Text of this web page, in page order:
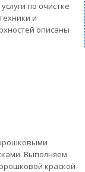
по очистке
и
описаны
Выполняем
краской